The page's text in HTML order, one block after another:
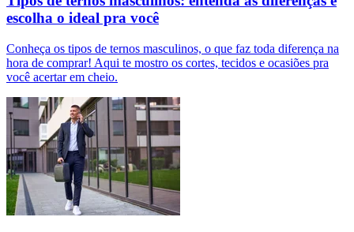
escolha o ideal pra você
Conheça os tipos de ternos masculinos, o que faz toda diferença na
hora de comprar! Aqui te mostro os cortes, tecidos e ocasiões pra
você acertar em cheio.